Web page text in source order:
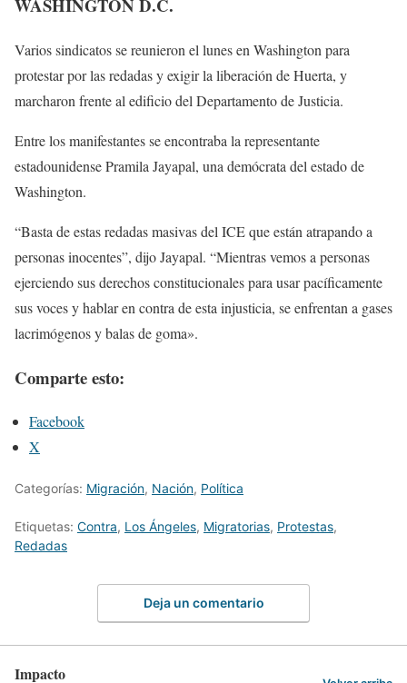
WASHINGTON D.C.
Varios sindicatos se reunieron el lunes en Washington para
protestar por las redadas y exigir la liberación de Huerta, y
marcharon frente al edificio del Departamento de Justicia.
Entre los manifestantes se encontraba la representante
estadounidense Pramila Jayapal, una demócrata del estado de
Washington.
“Basta de estas redadas masivas del ICE que están atrapando a
personas inocentes”, dijo Jayapal. “Mientras vemos a personas
ejerciendo sus derechos constitucionales para usar pacíficamente
sus voces y hablar en contra de esta injusticia, se enfrentan a gases
lacrimógenos y balas de goma».
Comparte esto:
Facebook
X
Categorías: Migración, Nación, Política
Etiquetas: Contra, Los Ángeles, Migratorias, Protestas,
Redadas
Deja un comentario
Impacto